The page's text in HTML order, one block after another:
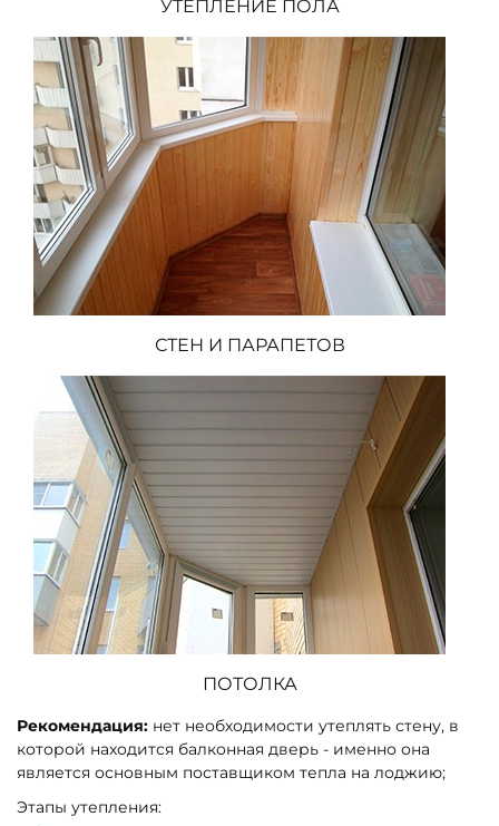
УТЕПЛЕНИЕ ПОЛА
СТЕН И ПАРАПЕТОВ
ПОТОЛКА
Рекомендация: нет необходимости утеплять стену, в
которой находится балконная дверь - именно она
является основным поставщиком тепла на лоджию;
Этапы утепления: